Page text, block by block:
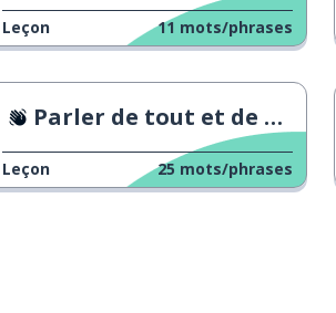
Leçon 11 mots/phrases
Parler de tout et de rien
Leçon 25 mots/phrases